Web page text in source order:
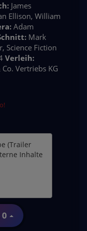
James
Ellison, William
Adam
Mark
Science Fiction
Verleih:
Vertriebs KG
(Trailer
Inhalte